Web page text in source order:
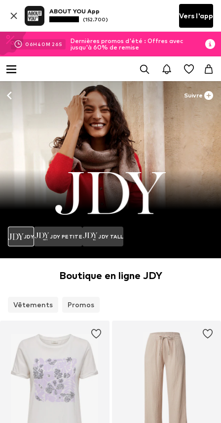
ABOUT YOU App
(152.700) Vers l'app
06H 40M 24S
Dernières promos d'été : Offres avec
jusqu'à 60% de remise
Suivre
JDY JDY PETITE JDY TALL
Boutique en ligne JDY
Vêtements Promos